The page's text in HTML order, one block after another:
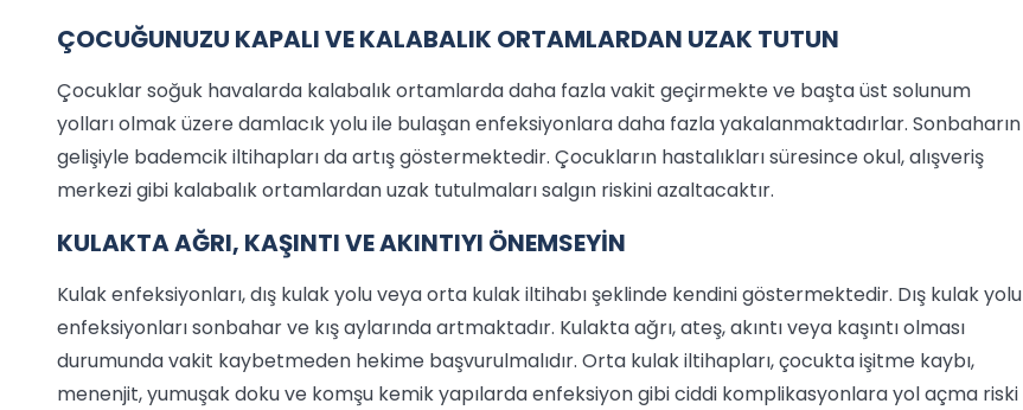
ÇOCUĞUNUZU KAPALI VE KALABALIK ORTAMLARDAN UZAK TUTUN
Çocuklar soğuk havalarda kalabalık ortamlarda daha fazla vakit geçirmekte ve başta üst solunum
yolları olmak üzere damlacık yolu ile bulaşan enfeksiyonlara daha fazla yakalanmaktadırlar. Sonbaharın
gelişiyle bademcik iltihapları da artış göstermektedir. Çocukların hastalıkları süresince okul, alışveriş
merkezi gibi kalabalık ortamlardan uzak tutulmaları salgın riskini azaltacaktır.
KULAKTA AĞRI, KAŞINTI VE AKINTIYI ÖNEMSEYİN
Kulak enfeksiyonları, dış kulak yolu veya orta kulak iltihabı şeklinde kendini göstermektedir. Dış kulak yolu
enfeksiyonları sonbahar ve kış aylarında artmaktadır. Kulakta ağrı, ateş, akıntı veya kaşıntı olması
durumunda vakit kaybetmeden hekime başvurulmalıdır. Orta kulak iltihapları, çocukta işitme kaybı,
menenjit, yumuşak doku ve komşu kemik yapılarda enfeksiyon gibi ciddi komplikasyonlara yol açma riski